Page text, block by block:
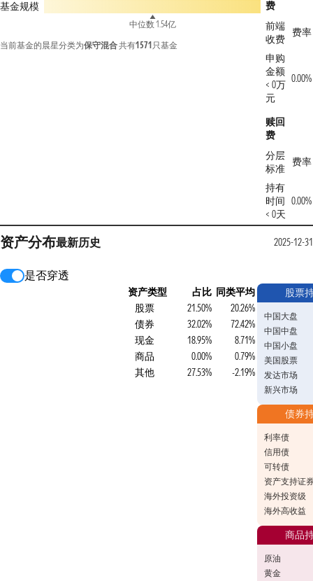
基金规模
中位数 1.54亿
当前基金的晨星分类为保守混合共有1571 只基金
费
前端
收费
费率
申购
金额
< 0万
元
0.00%
赎回
费
分层
标准
费率
持有
时间
< 0天
0.00%
资产分布最新历史 2025-12-31
是否穿透
资产类型 占比 同类平均
股票
21.50%
20.26%
债券
32.02%
72.42%
现金
18.95%
8.71%
商品
0.00%
0.79%
其他
27.53% -2.19%
股票
中国大盘
中国中盘
中国小盘
美国股票
发达市场
新兴市场
债券
利率债
信用债
可转债
资产支持证
海外投资级
海外高收益
商品
原油
黄金